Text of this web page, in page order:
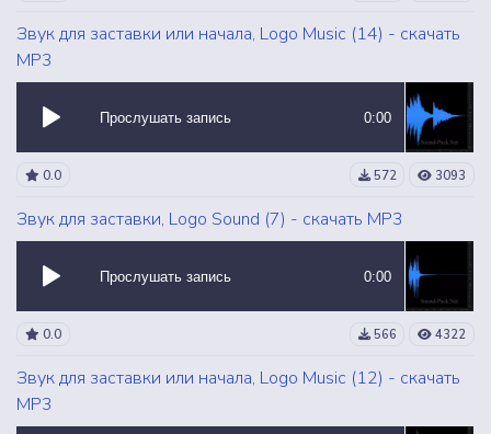
Звук для заставки или начала, Logo Music (14) - скачать
MP3
Прослушать запись 0:00
0.0 572 3093
Звук для заставки, Logo Sound (7) - скачать MP3
Прослушать запись 0:00
0.0 566 4322
Звук для заставки или начала, Logo Music (12) - скачать
MP3